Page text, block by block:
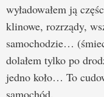
wyładowałem ją
klinowe, rozrządy,
samochodzie…
dolałem tylko po
jedno koło… To
samochód.